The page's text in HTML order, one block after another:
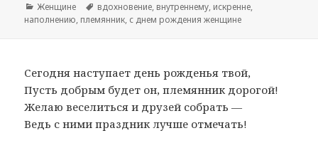
Рубрики
Женщине Метки
вдохновение, внутреннему, искренне,
наполнению, племянник, с днем рождения женщине
Сегодня наступает день рожденья твой,
Пусть добрым будет он, племянник дорогой!
Желаю веселиться и друзей собрать —
Ведь с ними праздник лучше отмечать!